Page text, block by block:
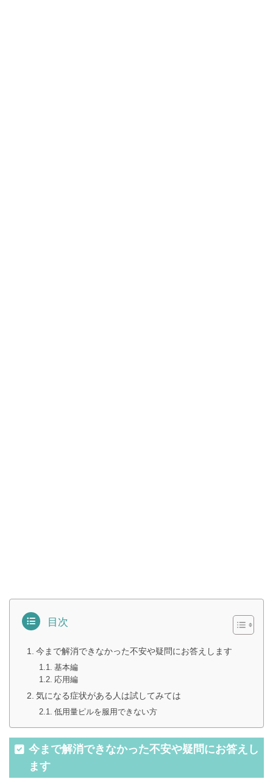
目次
今まで解消できなかった不安や疑問にお答えします
基本編
応用編
気になる症状がある人は試してみては
低用量ピルを服用できない方
今まで解消できなかった不安や疑問にお答えし
ます